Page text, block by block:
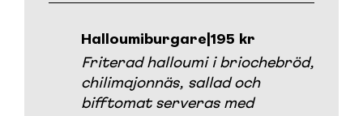
Halloumiburgare 195 kr
Friterad halloumi i briochebröd,
chilimajonnäs, sallad och
bifftomat serveras med